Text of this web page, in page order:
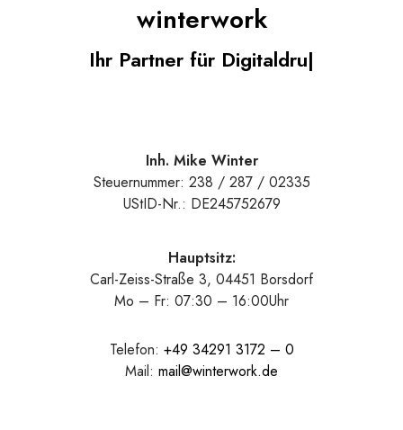
winterwork
Ihr Partner für Digitaldr|
Inh. Mike Winter
Steuernummer: 238 / 287 / 02335
UStID-Nr.: DE245752679
Hauptsitz:
Carl-Zeiss-Straße 3, 04451 Borsdorf
Mo – Fr: 07:30 – 16:00Uhr
Telefon: +49 34291 3172 – 0
Mail: mail@winterwork.de